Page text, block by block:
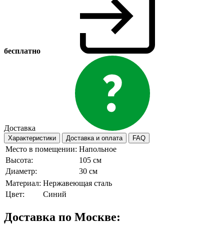
бесплатно
Доставка
Характеристики Доставка и оплата FAQ
Место в помещении: Напольное
Высота:
105 см
Диаметр:
30 см
Материал: Нержавеющая сталь
Цвет:
Синий
Доставка по Москве: